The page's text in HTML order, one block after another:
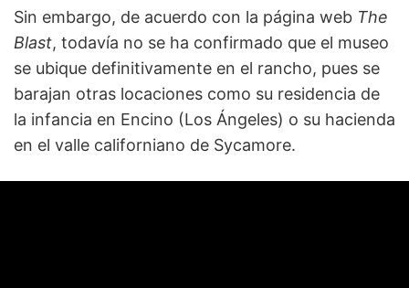
Sin embargo, de acuerdo con la página web The
Blast, todavía no se ha confirmado que el museo
se ubique definitivamente en el rancho, pues se
barajan otras locaciones como su residencia de
la infancia en Encino (Los Ángeles) o su hacienda
en el valle californiano de Sycamore.